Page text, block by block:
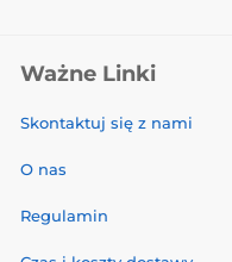
Ważne Linki
Skontaktuj się z nami
O nas
Regulamin